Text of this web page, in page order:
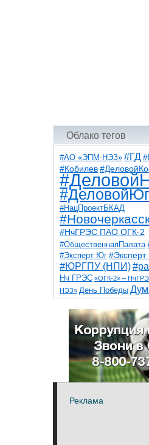
Облако тегов
#АО «ЭПМ-НЭЗ» #ГД
#Кобилев
#ДеловойЮг
#НацПроектБКАД
#НчГРЭС ПАО ОГК-2
#ОбщественнаяПалата
#Эксперт Юг
#ЮРГПУ (НПИ)
Нч ГРЭС «ОГК-2» –
НЭЗ» День Победы
НчГРЭС
благоустройство
детидороги казаки
общественная палата
спорт театр транспорт
Реклама